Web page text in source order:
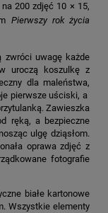
200 zdjęć 10 × 15,
Pierwszy rok życia
zwróci uwagę każde
uroczą koszulkę z
dla maleństwa,
pierwsze uściski, a
Zawieszka
ręką, a bezpieczne
ulgę dziąsłom.
oprawa zdjęć z
fotografie
białe kartonowe
Wszystkie elementy